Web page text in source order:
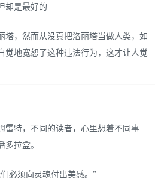
却是最好的
塔，然而从没真把洛丽塔当做人类，如
觉地宽恕了这种违法行为，这才让人觉
雷特，不同的读者，心里想着不同事
多拉盒。
必须向灵魂付出美感。”